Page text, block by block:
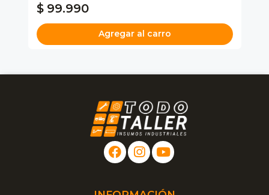
$ 99.990
Agregar al carro